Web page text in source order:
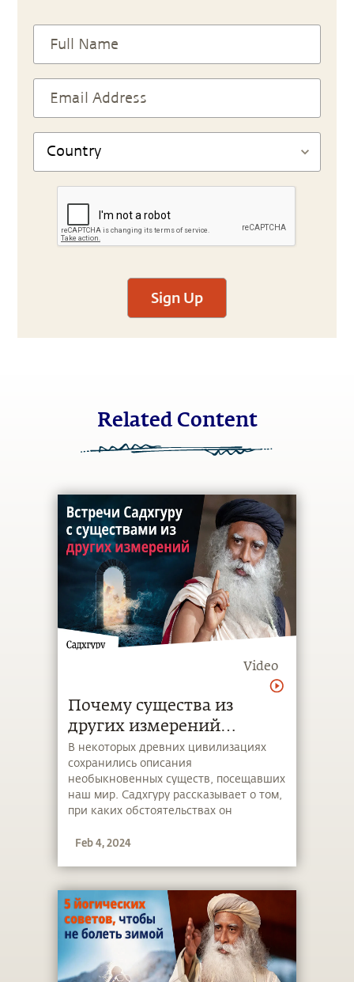
Sign Up
Related Content
Video
Почему существа из
других измерений
посещают наш мир?
В некоторых древних цивилизациях
сохранились описания
необыкновенных существ, посещавших
наш мир. Садхгуру рассказывает о том,
при каких обстоятельствах он
измерений и какова их роль в нашей
Feb 4, 2024